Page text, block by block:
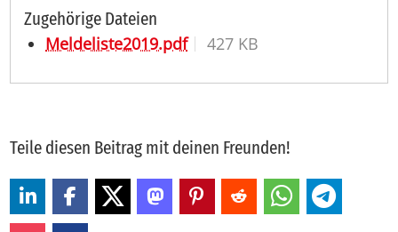
Zugehörige Dateien
Meldeliste2019.pdf 427 KB
Teile diesen Beitrag mit deinen Freunden!